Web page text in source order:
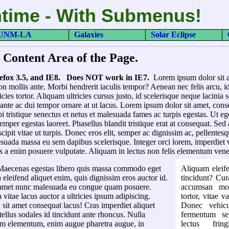
- With Submenus!
LA Galaxies Solar Eclipse
Area of the Page.
3.5, and IE8. Does NOT work in IE7. Lorem ipsum dolor sit
mollis ante. Morbi hendrerit iaculis tempor? Aenean nec felis arcu,
tortor. Aliquam ultricies cursus justo, id scelerisque neque lacinia
ac dui tempor ornare at ut lacus. Lorem ipsum dolor sit amet,
tristique senectus et netus et malesuada fames ac turpis egestas. Ut
egestas laoreet. Phasellus blandit tristique erat at consequat.
vitae ut turpis. Donec eros elit, semper ac dignissim ac,
massa eu sem dapibus scelerisque. Integer orci lorem, imperdiet
a enim posuere vulputate. Aliquam in lectus non felis elementum
Aliquam
tincidunt?
accumsan
tortor, vitae
Donec
fermentum
lectus
egestas libero quis massa commodo eget
aliquet enim, quis dignissim eros auctor id.
nunc malesuada eu congue quam posuere.
vitae lacus auctor a ultricies ipsum adipiscing.
amet consequat lacus! Cras imperdiet aliquet
sodales id tincidunt ante rhoncus. Nulla
elementum, enim augue pharetra augue, in